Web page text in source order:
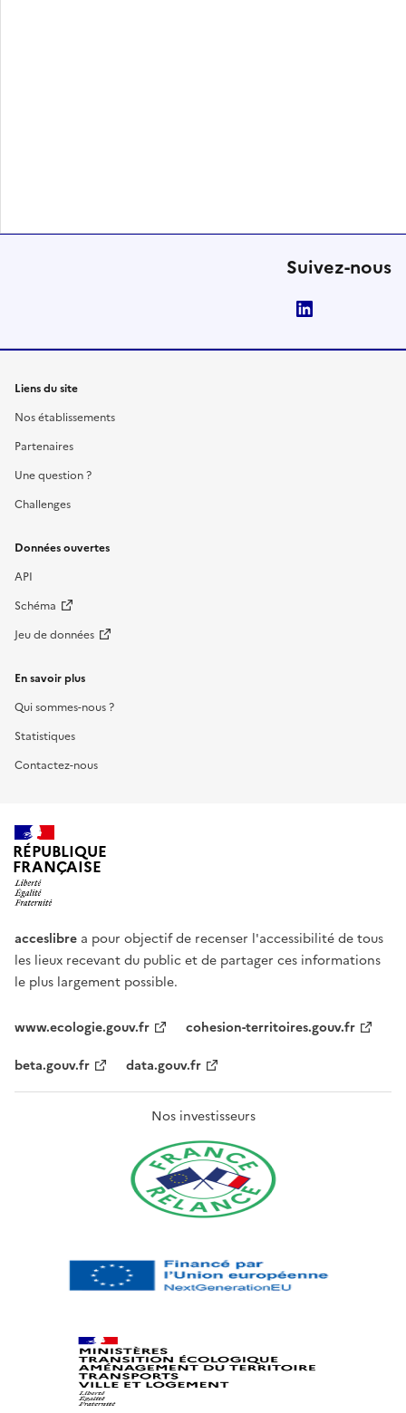
Suivez-nous
Liens du site
Nos établissements
Partenaires
Une question ?
Challenges
Données ouvertes
API
Schéma
Jeu de données
En savoir plus
Qui sommes-nous ?
Statistiques
Contactez-nous
RÉPUBLIQUE
FRANÇAISE
acceslibre a pour objectif de recenser l'accessibilité de tous
les lieux recevant du public et de partager ces informations
le plus largement possible.
www.ecologie.gouv.fr
cohesion-territoires.gouv.fr
beta.gouv.fr
data.gouv.fr
Nos investisseurs